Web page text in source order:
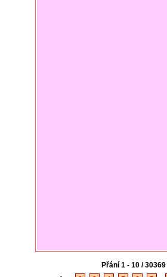
Přání 1 - 10 / 30369